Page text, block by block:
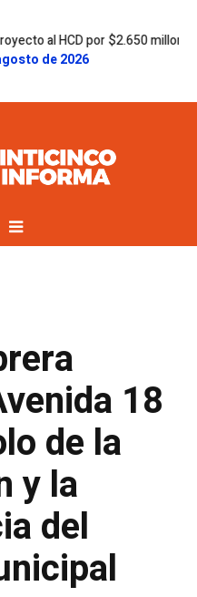
por $2.650 millones para la
de 2026
18
de la
y la
del